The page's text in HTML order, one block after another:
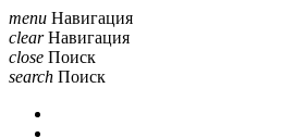
menu Навигация
clear Навигация
close Поиск
search Поиск